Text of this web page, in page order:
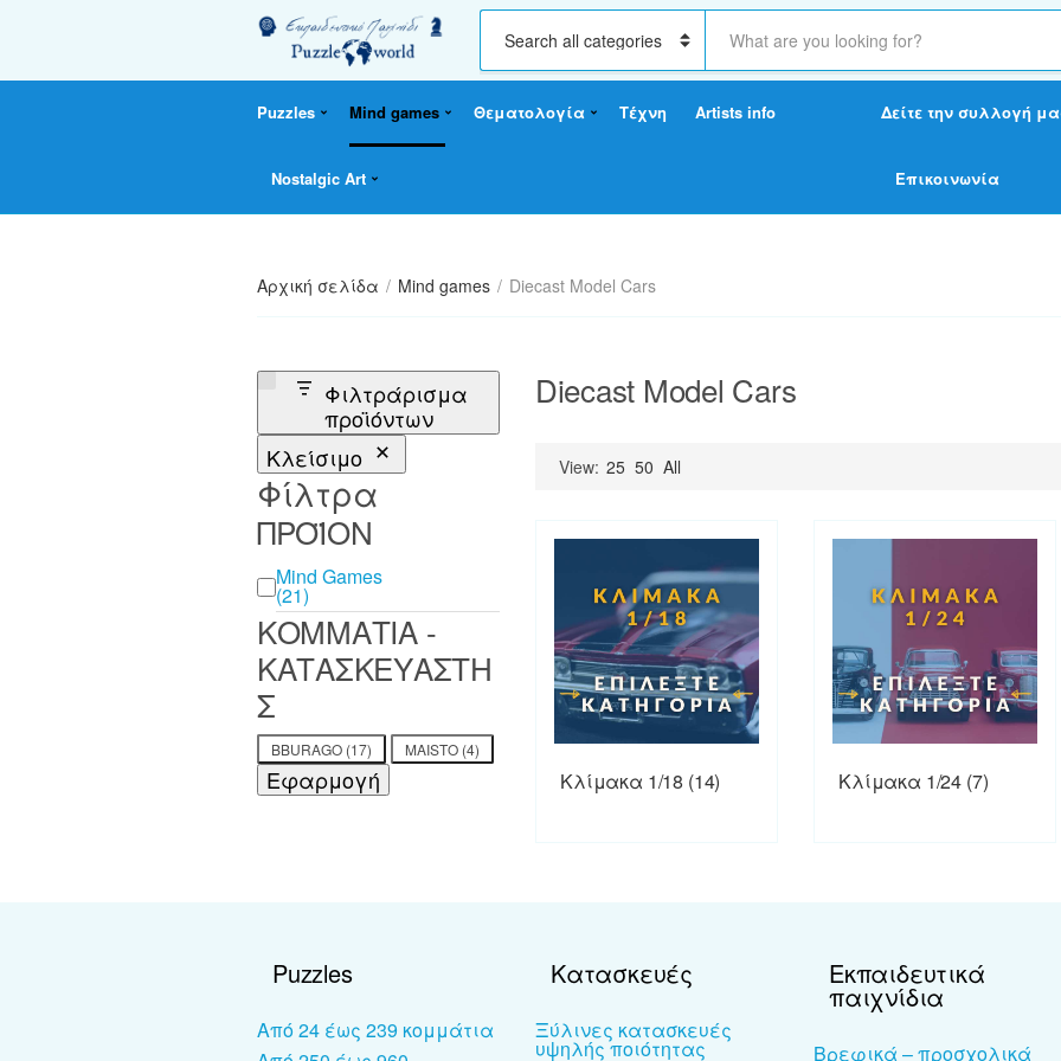
a
t
e
y
m
S
a
c
x
Puzzles Mind games Θεματολογία Τέχνη Artists info
Nostalgic Art
Δείτε την συλλογή
Επικοινωνία
Αρχική σελίδα / Mind games / Diecast Model Cars
Diecast Model Cars
View: 25 50 All
Κλίμακα 1/18 (14) Κλίμακα 1/24 (7)
Φιλτράρισμα
προϊόντων
Κλείσιμο
Φίλτρα
ΠΡΟΪΟΝ
ΠΡΟΪΟΝ
Mind Games
(21)
ΚΟΜΜΑΤΙΑ -
ΚΑΤΑΣΚΕΥΑΣΤΗ
Σ
ΚΟΜΜΑΤΙΑ -
ΚΑΤΑΣΚΕΥΑΣΤΗΣ
BBURAGO MAISTO
Εφαρμογή
Puzzles
Από 24 έως 239 κομμάτια
Κατασκευές
Ξύλινες κατασκευές
υψηλής ποιότητας
Εκπαιδευτικά
παιχνίδια
Βρεφικά – προσχολικά